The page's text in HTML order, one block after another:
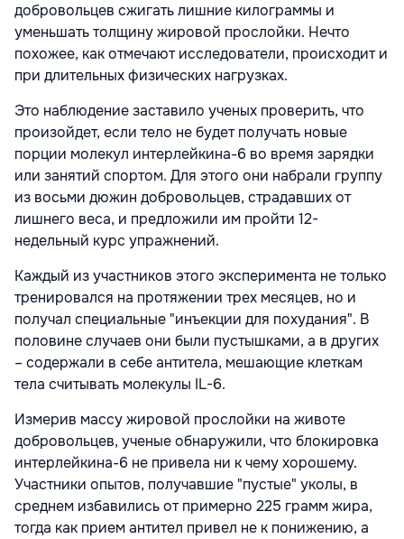
добровольцев сжигать лишние килограммы и
уменьшать толщину жировой прослойки. Нечто
похожее, как отмечают исследователи, происходит и
при длительных физических нагрузках.
Это наблюдение заставило ученых проверить, что
произойдет, если тело не будет получать новые
порции молекул интерлейкина-6 во время зарядки
или занятий спортом. Для этого они набрали группу
из восьми дюжин добровольцев, страдавших от
лишнего веса, и предложили им пройти 12-
недельный курс упражнений.
Каждый из участников этого эксперимента не только
тренировался на протяжении трех месяцев, но и
получал специальные "инъекции для похудания". В
половине случаев они были пустышками, а в других
– содержали в себе антитела, мешающие клеткам
тела считывать молекулы IL-6.
Измерив массу жировой прослойки на животе
добровольцев, ученые обнаружили, что блокировка
интерлейкина-6 не привела ни к чему хорошему.
Участники опытов, получавшие "пустые" уколы, в
среднем избавились от примерно 225 грамм жира,
тогда как прием антител привел не к понижению, а